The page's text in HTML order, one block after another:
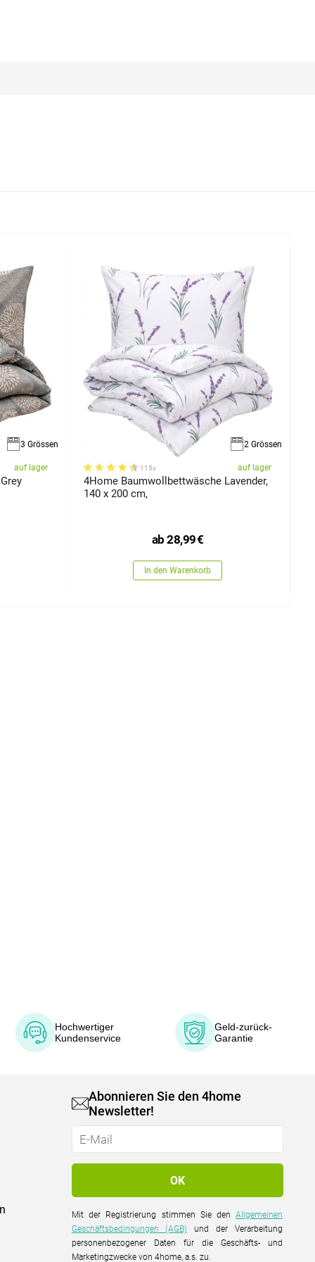
3 Grössen
auf lager
2 Grössen
115x auf lager
4Home Baumwollbettwäsche Lavender,
140 x 200 cm,
ab 28,99€
In den Warenkorb
Hochwertiger
Kundenservice
Geld-zurück-
Garantie
Abonnieren Sie den 4home
Newsletter!
Mit der Registrierung stimmen Sie denAllgemeinen
Geschäftsbedingungen (AGB) und der Verarbeitung
personenbezogener Daten für die Geschäfts- und
Marketingzwecke von 4home, a.s. zu.